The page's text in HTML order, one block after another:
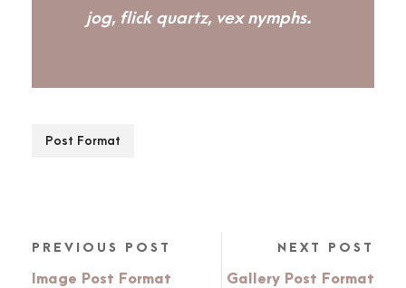
jog, flick quartz, vex nymphs.
Post Format
PREVIOUS POST
Image Post Format
NEXT POST
Gallery Post Format